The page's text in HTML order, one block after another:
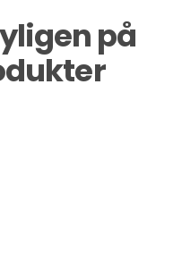
på